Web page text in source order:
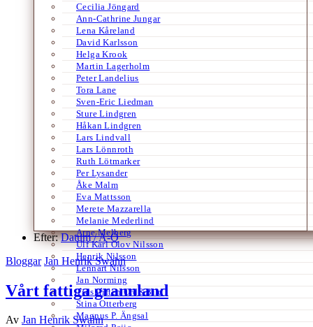
Cecilia Jöngard
Ann-Cathrine Jungar
Lena Kåreland
David Karlsson
Helga Krook
Martin Lagerholm
Peter Landelius
Tora Lane
Sven-Eric Liedman
Sture Lindgren
Håkan Lindgren
Lars Lindvall
Lars Lönnroth
Ruth Lötmarker
Per Lysander
Åke Malm
Eva Mattsson
Merete Mazzarella
Melanie Mederlind
Arne Melberg
Ulf Karl Olov Nilsson
Henrik Nilsson
Lennart Nilsson
Jan Norming
Tidskriften Ord&Bild
Stina Otterberg
Magnus P. Ängsal
Efter:Datum /A-Ö
Bloggar Jan Henrik Swahn
Vårt fattiga grannland
Av Jan Henrik Swahn